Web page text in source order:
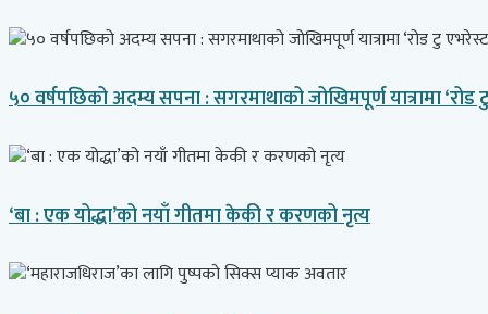
५० वर्षपछिको अदम्य सपना : सगरमाथाको जोखिमपूर्ण यात्रामा ‘रोड
‘बा : एक योद्धा’को नयाँ गीतमा केकी र करणको नृत्य